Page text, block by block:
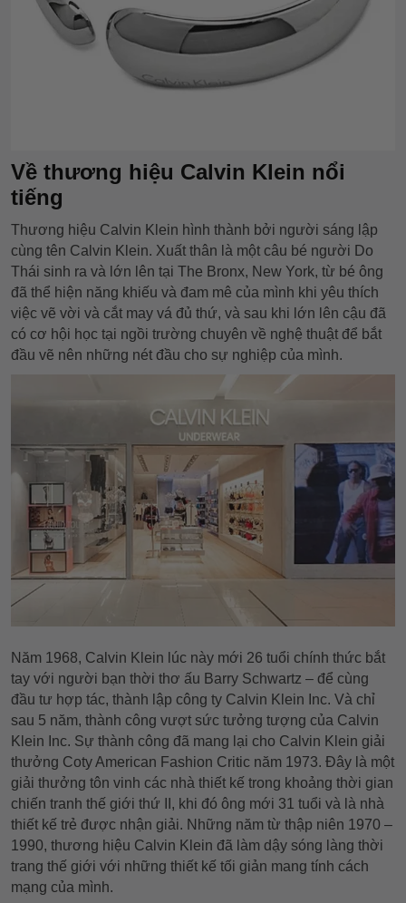
Về thương hiệu Calvin Klein nổi
tiếng
Thương hiệu Calvin Klein hình thành bởi người sáng lập
cùng tên Calvin Klein. Xuất thân là một câu bé người Do
Thái sinh ra và lớn lên tại The Bronx, New York, từ bé ông
đã thể hiện năng khiếu và đam mê của mình khi yêu thích
việc vẽ vời và cắt may vá đủ thứ, và sau khi lớn lên cậu đã
có cơ hội học tại ngồi trường chuyên về nghệ thuật để bắt
đầu vẽ nên những nét đầu cho sự nghiệp của mình.
Năm 1968, Calvin Klein lúc này mới 26 tuổi chính thức bắt
tay với người bạn thời thơ ấu Barry Schwartz – để cùng
đầu tư hợp tác, thành lập công ty Calvin Klein Inc. Và chỉ
sau 5 năm, thành công vượt sức tưởng tượng của Calvin
Klein Inc. Sự thành công đã mang lại cho Calvin Klein giải
thưởng Coty American Fashion Critic năm 1973. Đây là một
giải thưởng tôn vinh các nhà thiết kế trong khoảng thời gian
chiến tranh thế giới thứ II, khi đó ông mới 31 tuổi và là nhà
thiết kế trẻ được nhận giải. Những năm từ thập niên 1970 –
1990, thương hiệu Calvin Klein đã làm dậy sóng làng thời
trang thế giới với những thiết kế tối giản mang tính cách
mạng của mình.